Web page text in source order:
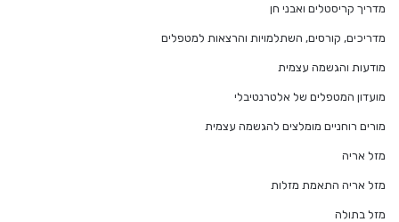
מדריך קריסטלים ואבני חן
מדריכים, קורסים, השתלמויות והרצאות למטפלים
מודעות והגשמה עצמית
מועדון המטפלים של אלטרנטיבלי
מורים רוחניים מומלצים להגשמה עצמית
מזל אריה
מזל אריה התאמת מזלות
מזל בתולה